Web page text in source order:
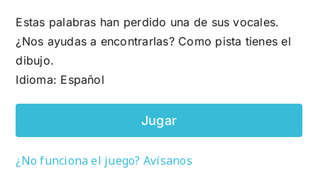
Estas palabras han perdido una de sus vocales.
¿Nos ayudas a encontrarlas? Como pista tienes el
dibujo.
Idioma: Español
Jugar
¿No funciona el juego? Avísanos